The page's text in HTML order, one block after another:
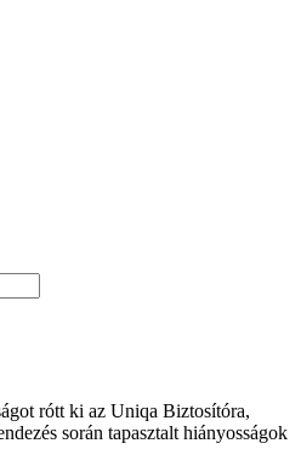
rótt ki az Uniqa Biztosítóra,
során tapasztalt hiányosságok